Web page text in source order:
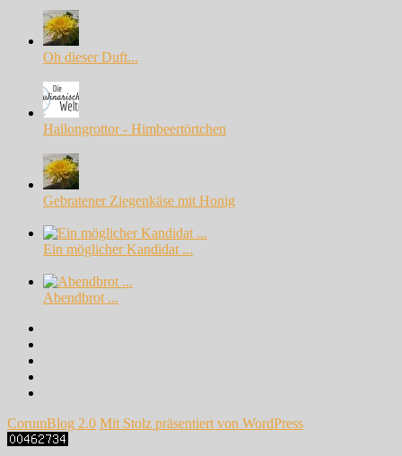
Oh dieser Duft...
Hallongrottor - Himbeertörtchen
Gebratener Ziegenkäse mit Honig
Ein möglicher Kandidat ...
Abendbrot ...
CorumBlog 2.0 Mit Stolz präsentiert von WordPress